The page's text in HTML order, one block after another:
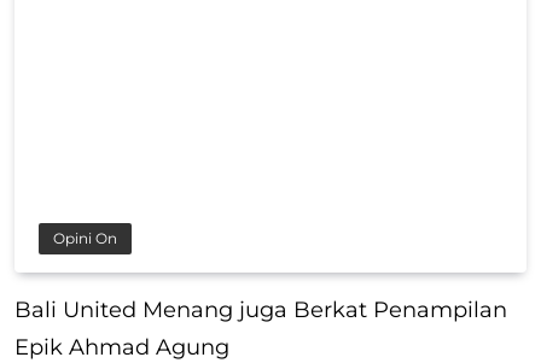
Opini On
Bali United Menang juga Berkat Penampilan
Epik Ahmad Agung